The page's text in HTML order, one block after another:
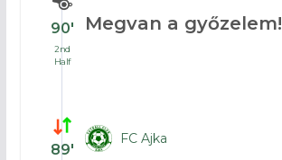
90′
2nd
Half
Megvan a győzelem!
89′
FC Ajka